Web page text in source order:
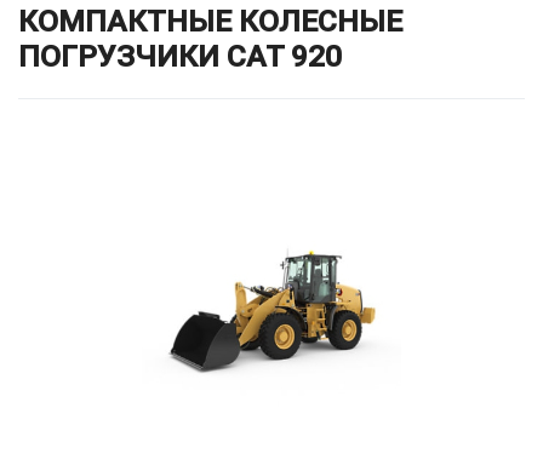
КОМПАКТНЫЕ КОЛЕСНЫЕ
ПОГРУЗЧИКИ CAT 920